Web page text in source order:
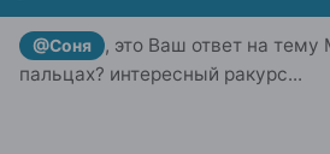
@Соня
, это Ваш ответ на
пальцах? интересный ракурс...